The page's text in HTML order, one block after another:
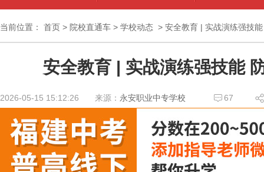
当前位置： 首页 > 院校直通车 > 学校动态 > 安全教育 | 实战演练强技
安全教育 | 实战演练强技能
2026-05-15 15:12:26 来源： 永安职业中专学校 67